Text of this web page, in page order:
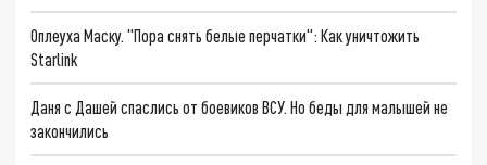
Оплеуха Маску. "Пора снять белые перчатки": Как уничтожить
Starlink
Даня с Дашей спаслись от боевиков ВСУ. Но беды для малышей не
закончились